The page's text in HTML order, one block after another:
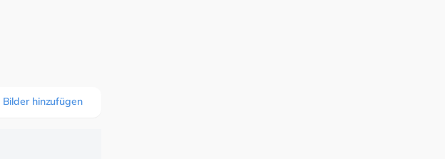
Bilder hinzufügen